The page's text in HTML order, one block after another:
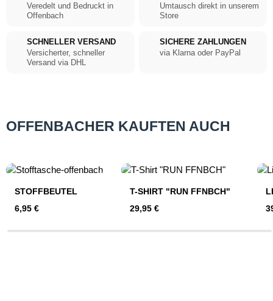
Veredelt und Bedruckt in
Offenbach
Umtausch direkt in unserem
Store
SCHNELLER VERSAND
Versicherter, schneller
Versand via DHL
SICHERE ZAHLUNGEN
via Klarna oder PayPal
OFFENBACHER KAUFTEN AUCH
STOFFBEUTEL
Regulärer Preis:
6,95 €
T-SHIRT "RUN FFNBCH"
Regulärer Preis:
29,95 €